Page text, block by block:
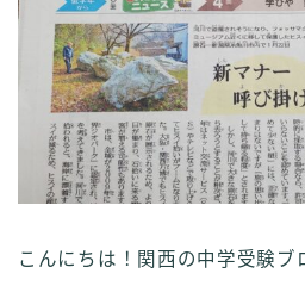
その他 中学受験関連
お問い合わせ
プライバシーポリシー
こんにちは！関西の中学受験ブ